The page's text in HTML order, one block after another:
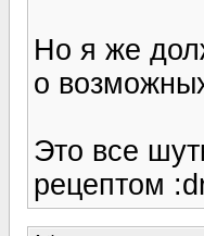
Но я же
о
Это все
рецептом